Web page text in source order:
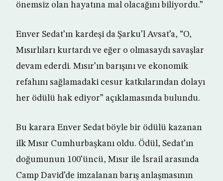
önemsiz olan hayatına mal olacağını biliyordu.”
Enver Sedat’ın kardeşi da Şarku’l Avsat’a, “O,
Mısırlıları kurtardı ve eğer o olmasaydı savaşlar
devam ederdi. Mısır’ın barışını ve ekonomik
refahını sağlamadaki cesur katkılarından dolayı
her ödülü hak ediyor” açıklamasında bulundu.
Bu karara Enver Sedat böyle bir ödülü kazanan
ilk Mısır Cumhurbaşkanı oldu. Ödül, Sedat’ın
doğumunun 100’üncü, Mısır ile İsrail arasında
Camp David’de imzalanan barış anlaşmasının